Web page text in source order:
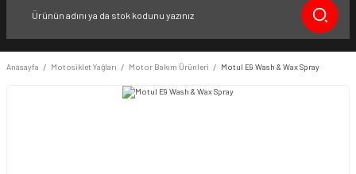
Anasayfa Motosiklet Yağları Motor Bakım Ürünleri Motul E9 Wash & Wax Spray